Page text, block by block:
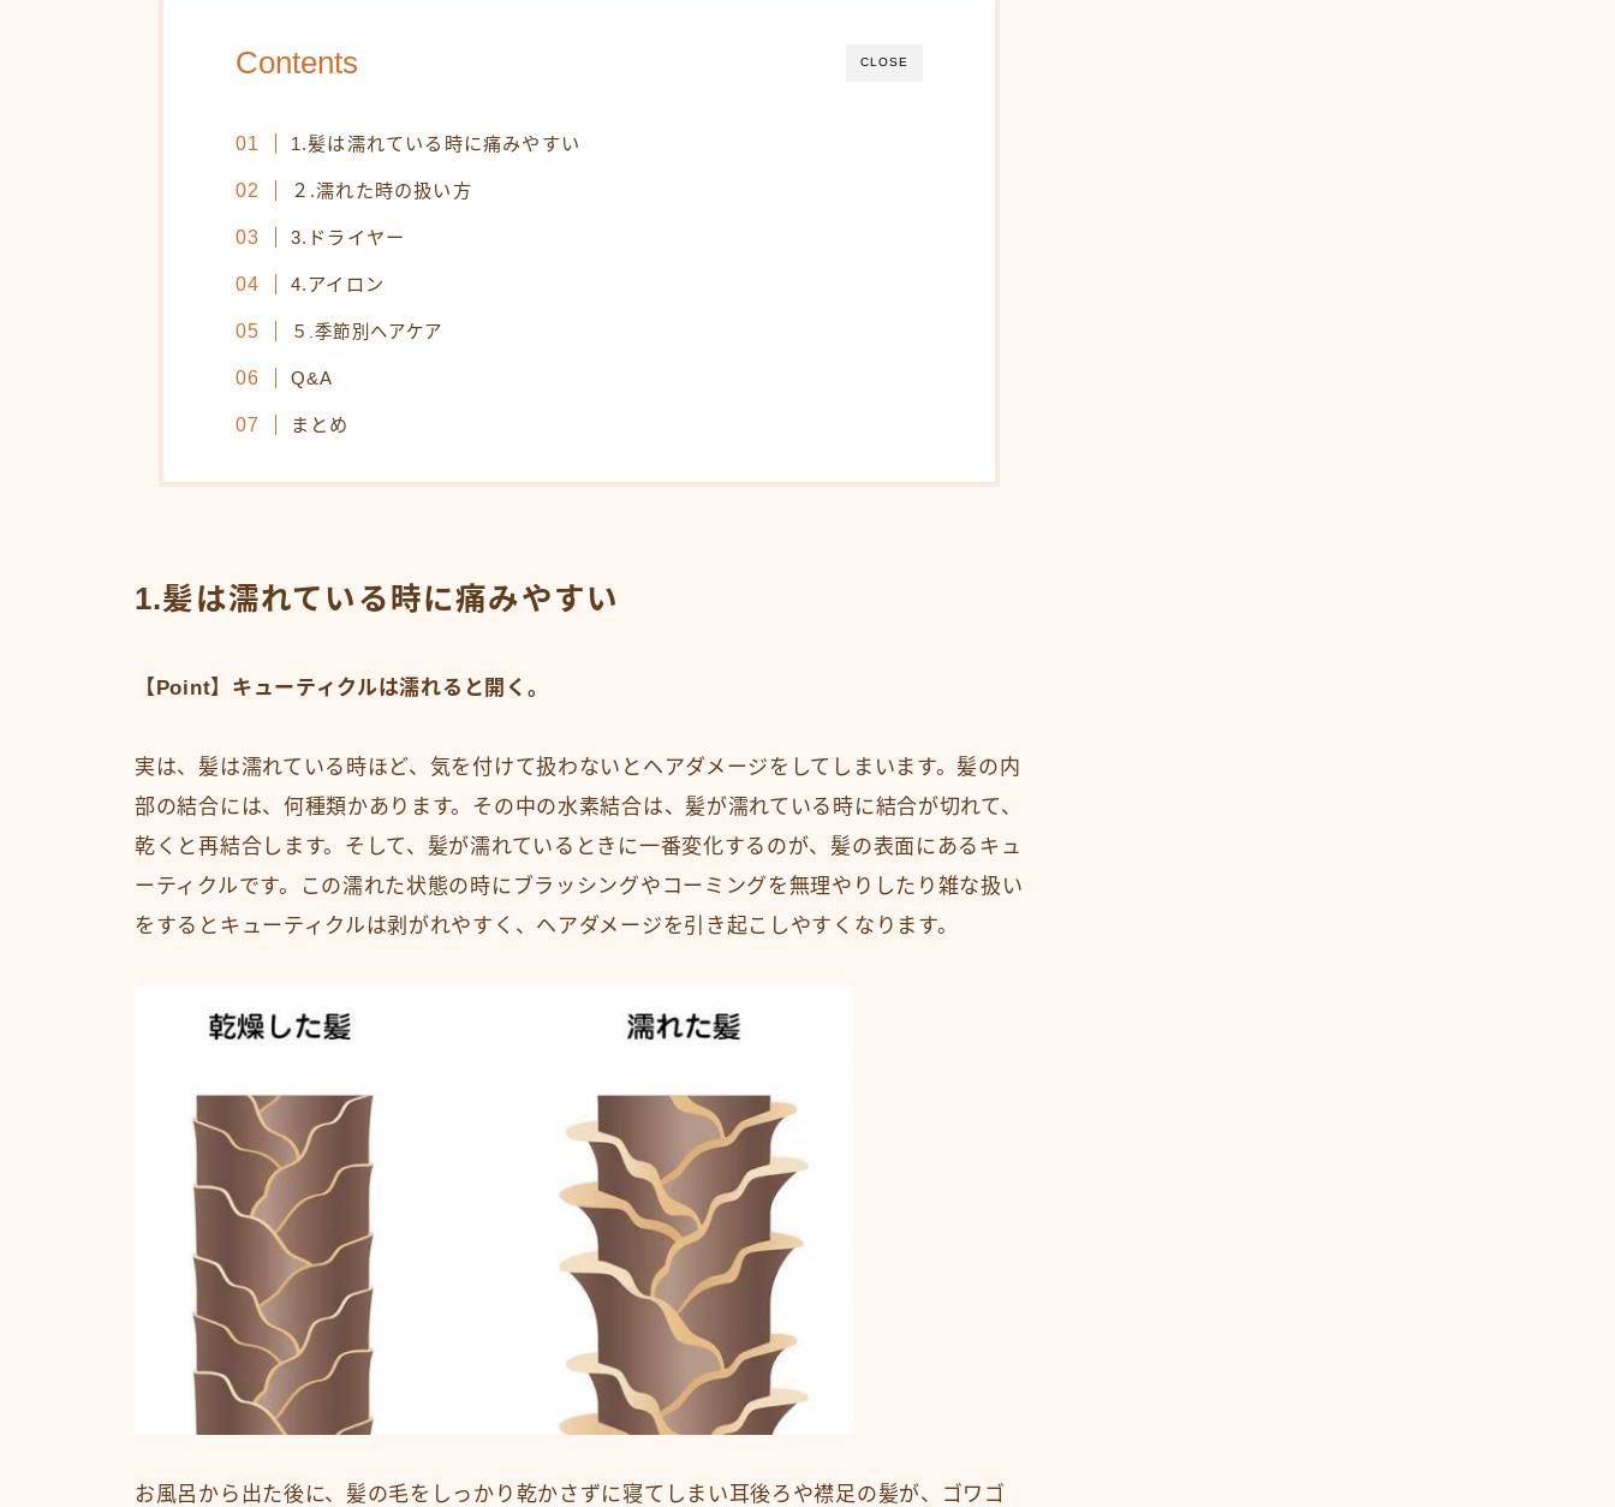
CLOSE
Contents
1.髪は濡れている時に痛みやすい
２.濡れた時の扱い方
3.ドライヤー
4.アイロン
５.季節別ヘアケア
Q&A
まとめ
1.髪は濡れている時に痛みやすい
【Point】キューティクルは濡れると開く。
実は、髪は濡れている時ほど、気を付けて扱わないとヘアダメージをしてしまいます。髪の内
部の結合には、何種類かあります。その中の水素結合は、髪が濡れている時に結合が切れて、
乾くと再結合します。そして、髪が濡れているときに一番変化するのが、髪の表面にあるキュ
ーティクルです。この濡れた状態の時にブラッシングやコーミングを無理やりしたり雑な扱い
をするとキューティクルは剥がれやすく、ヘアダメージを引き起こしやすくなります。
お風呂から出た後に、髪の毛をしっかり乾かさずに寝てしまい耳後ろや襟足の髪が、ゴワゴ